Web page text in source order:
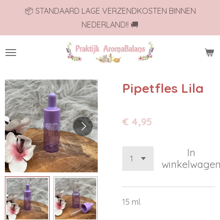
de
📦 STANDAARD LAGE VERZENDKOSTEN BINNEN
NEDERLAND!! 🚚
Pipetfles Lila
€ 4,95
In
15 ml.